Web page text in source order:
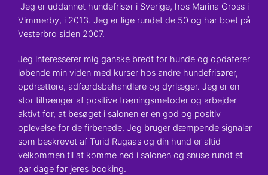
content
Jeg er uddannet hundefrisør i Sverige, hos Marina Gross i
Vimmerby, i 2013. Jeg er lige rundet de 50 og har boet på
Vesterbro siden 2007.
Jeg interesserer mig ganske bredt for hunde og opdaterer
løbende min viden med kurser hos andre hundefrisører,
opdrættere, adfærdsbehandlere og dyrlæger. Jeg er en
stor tilhænger af positive træningsmetoder og arbejder
aktivt for, at besøget i salonen er en god og positiv
oplevelse for de firbenede. Jeg bruger dæmpende signaler
som beskrevet af Turid Rugaas og din hund er altid
velkommen til at komme ned i salonen og snuse rundt et
par dage før jeres booking.